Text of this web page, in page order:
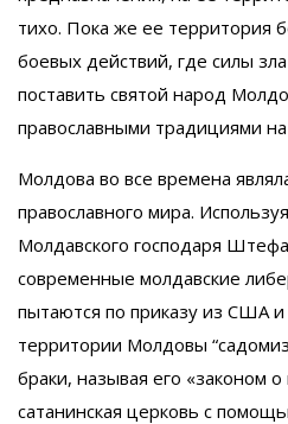
тихо. Пока же ее территория
боевых действий, где силы
поставить святой народ
православными традициями
Молдова во все времена
православного мира.
Молдавского господаря
современные молдавские
пытаются по приказу из США
территории Молдовы
браки, называя его «законом
сатанинская церковь с